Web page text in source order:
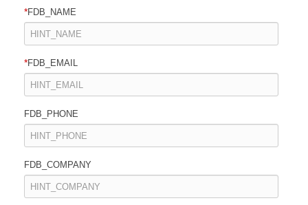
*FDB_NAME
*FDB_EMAIL
FDB_PHONE
FDB_COMPANY